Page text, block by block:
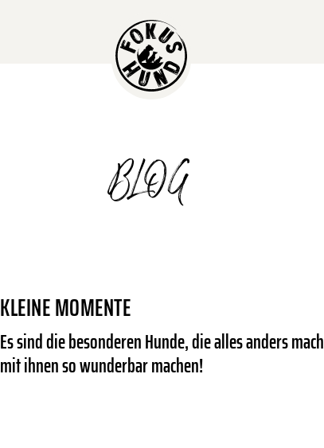
BLOG
KLEINE MOMENTE
Es sind die besonderen Hunde, die alles anders
mit ihnen so wunderbar machen!